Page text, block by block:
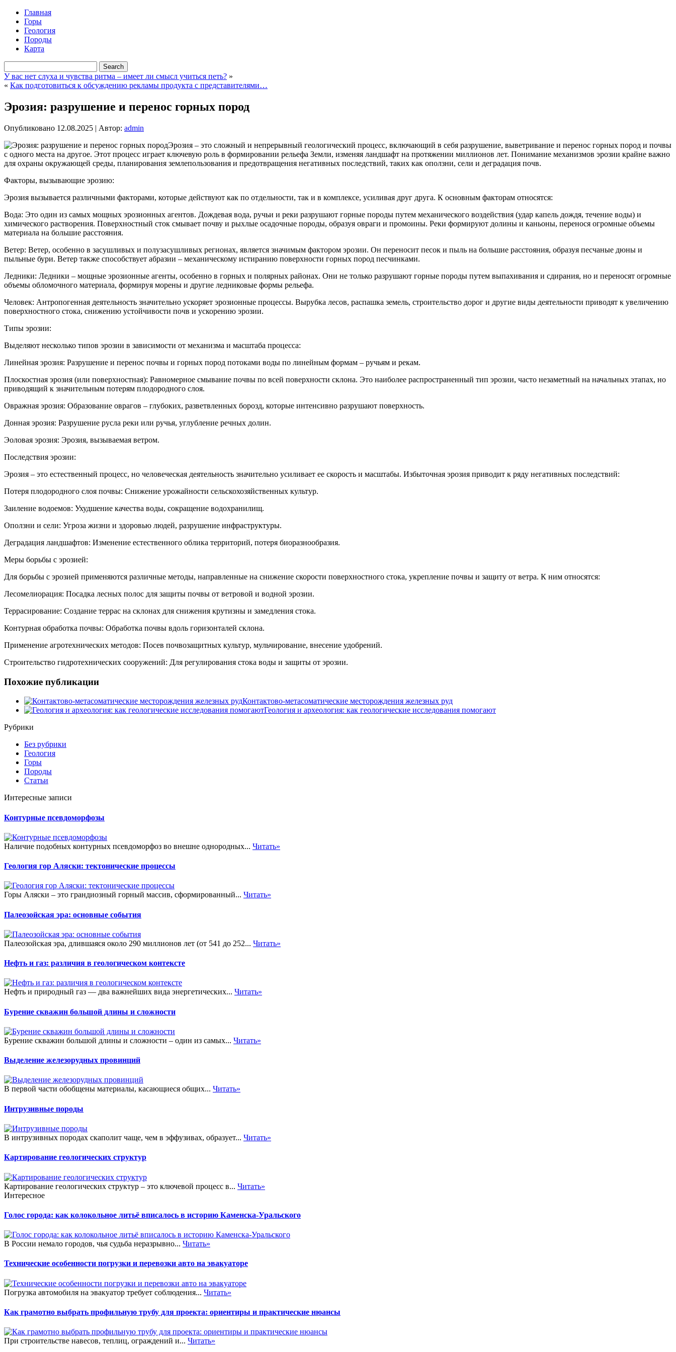
Главная
Горы
Геология
Породы
Карта
У вас нет слуха и чувства ритма – имеет ли смысл учиться петь? »
« Как подготовиться к обсуждению рекламы продукта с представителями…
Эрозия: разрушение и перенос горных пород
Опубликовано 12.08.2025 | Автор: admin
Эрозия – это сложный и непрерывный геологический процесс, включающий в себя разрушение, выветривание и перенос горных пород и почвы
с одного места на другое. Этот процесс играет ключевую роль в формировании рельефа Земли, изменяя ландшафт на протяжении миллионов лет. Понимание механизмов эрозии крайне важно
для охраны окружающей среды, планирования землепользования и предотвращения негативных последствий, таких как оползни, сели и деградация почв.
Факторы, вызывающие эрозию:
Эрозия вызывается различными факторами, которые действуют как по отдельности, так и в комплексе, усиливая друг друга. К основным факторам относятся:
Вода: Это один из самых мощных эрозионных агентов. Дождевая вода, ручьи и реки разрушают горные породы путем механического воздействия (удар капель дождя, течение воды) и
химического растворения. Поверхностный сток смывает почву и рыхлые осадочные породы, образуя овраги и промоины. Реки формируют долины и каньоны, перенося огромные объемы
материала на большие расстояния.
Ветер: Ветер, особенно в засушливых и полузасушливых регионах, является значимым фактором эрозии. Он переносит песок и пыль на большие расстояния, образуя песчаные дюны и
пыльные бури. Ветер также способствует абразии – механическому истиранию поверхности горных пород песчинками.
Ледники: Ледники – мощные эрозионные агенты, особенно в горных и полярных районах. Они не только разрушают горные породы путем выпахивания и сдирания, но и переносят огромные
объемы обломочного материала, формируя морены и другие ледниковые формы рельефа.
Человек: Антропогенная деятельность значительно ускоряет эрозионные процессы. Вырубка лесов, распашка земель, строительство дорог и другие виды деятельности приводят к увеличению
поверхностного стока, снижению устойчивости почв и ускорению эрозии.
Типы эрозии:
Выделяют несколько типов эрозии в зависимости от механизма и масштаба процесса:
Линейная эрозия: Разрушение и перенос почвы и горных пород потоками воды по линейным формам – ручьям и рекам.
Плоскостная эрозия (или поверхностная): Равномерное смывание почвы по всей поверхности склона. Это наиболее распространенный тип эрозии, часто незаметный на начальных этапах, но
приводящий к значительным потерям плодородного слоя.
Овражная эрозия: Образование оврагов – глубоких, разветвленных борозд, которые интенсивно разрушают поверхность.
Донная эрозия: Разрушение русла реки или ручья, углубление речных долин.
Эоловая эрозия: Эрозия, вызываемая ветром.
Последствия эрозии:
Эрозия – это естественный процесс, но человеческая деятельность значительно усиливает ее скорость и масштабы. Избыточная эрозия приводит к ряду негативных последствий:
Потеря плодородного слоя почвы: Снижение урожайности сельскохозяйственных культур.
Заиление водоемов: Ухудшение качества воды, сокращение водохранилищ.
Оползни и сели: Угроза жизни и здоровью людей, разрушение инфраструктуры.
Деградация ландшафтов: Изменение естественного облика территорий, потеря биоразнообразия.
Меры борьбы с эрозией:
Для борьбы с эрозией применяются различные методы, направленные на снижение скорости поверхностного стока, укрепление почвы и защиту от ветра. К ним относятся:
Лесомелиорация: Посадка лесных полос для защиты почвы от ветровой и водной эрозии.
Террасирование: Создание террас на склонах для снижения крутизны и замедления стока.
Контурная обработка почвы: Обработка почвы вдоль горизонталей склона.
Применение агротехнических методов: Посев почвозащитных культур, мульчирование, внесение удобрений.
Строительство гидротехнических сооружений: Для регулирования стока воды и защиты от эрозии.
Похожие публикации
Контактово-метасоматические месторождения железных руд
Геология и археология: как геологические исследования помогают
Рубрики
Без рубрики
Геология
Горы
Породы
Статьи
Интересные записи
Контурные псевдоморфозы
Наличие подобных контурных псевдоморфоз во внешне однородных... Читать»
Геология гор Аляски: тектонические процессы
Горы Аляски – это грандиозный горный массив, сформированный... Читать»
Палеозойская эра: основные события
Палеозойская эра, длившаяся около 290 миллионов лет (от 541 до 252... Читать»
Нефть и газ: различия в геологическом контексте
Нефть и природный газ — два важнейших вида энергетических... Читать»
Бурение скважин большой длины и сложности
Бурение скважин большой длины и сложности – один из самых... Читать»
Выделение железорудных провинций
В первой части обобщены материалы, касающиеся общих... Читать»
Интрузивные породы
В интрузивных породах скаполит чаще, чем в эффузивах, образует... Читать»
Картирование геологических структур
Картирование геологических структур – это ключевой процесс в... Читать»
Интересное
Голос города: как колокольное литьё вписалось в историю Каменска-Уральского
В России немало городов, чья судьба неразрывно... Читать»
Технические особенности погрузки и перевозки авто на эвакуаторе
Погрузка автомобиля на эвакуатор требует соблюдения... Читать»
Как грамотно выбрать профильную трубу для проекта: ориентиры и практические нюансы
При строительстве навесов, теплиц, ограждений и... Читать»